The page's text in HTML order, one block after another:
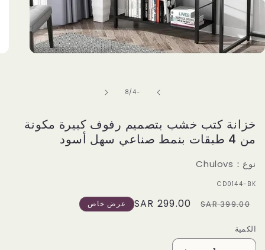
-4
/
of
8
خزانة كتب خشب بتصميم رفوف كبيرة مكونة
من 4 طبقات بنمط صناعي سهل أسود
نوع：Chulovs
سكو:
‎CD0144-BK
Regular
399.00 SAR
Sale
299.00 SAR عرض خاص
الكمية